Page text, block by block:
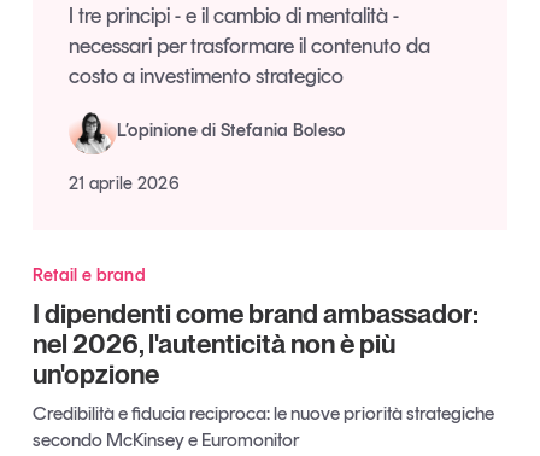
Opinioni
Dossier
Il Numero
Interviste
Comunicati stampa
Video
Eventi e formazione
Tutti gli appuntamenti
Chi siamo
Newsletter
I tre principi - e il cambio di mentalità -
necessari per trasformare il contenuto da
costo a investimento strategico
L’opinione di Stefania Boleso
21 aprile 2026
Retail e brand
I dipendenti come brand ambassador:
nel 2026, l'autenticità non è più
un'opzione
Credibilità e fiducia reciproca: le nuove priorità strategiche
secondo McKinsey e Euromonitor